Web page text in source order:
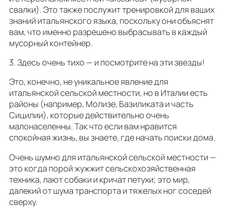
свалки). Это также послужит тренировкой для ваших
знаний итальянского языка, поскольку они объяснят
вам, что именно разрешено выбрасывать в каждый
мусорный контейнер.
3. Здесь очень тихо — и посмотрите на эти звезды!
Это, конечно, не уникальное явление для
итальянской сельской местности, но в Италии есть
районы (например, Молизе, Базиликата и часть
Сицилии), которые действительно очень
малонаселенны. Так что если вам нравится
спокойная жизнь, вы знаете, где начать поиски дома.
Очень шумно для итальянской сельской местности —
это когда порой жужжит сельскохозяйственная
техника, лают собаки и кричат петухи; это мир,
далекий от шума транспорта и тяжелых ног соседей
сверху.